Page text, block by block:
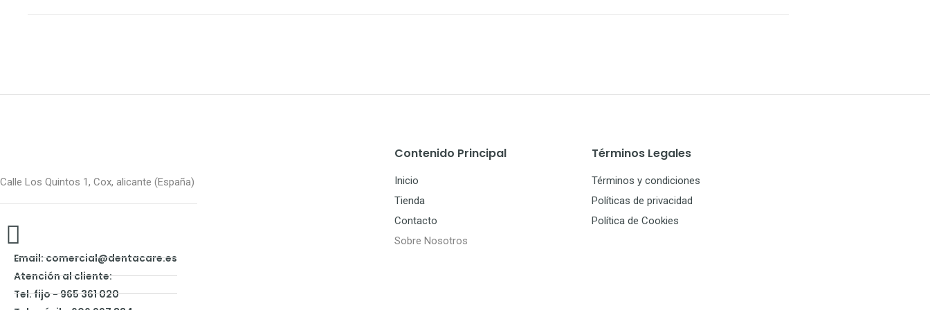
Calle Los Quintos 1, Cox, alicante (España)
Email: comercial@dentacare.es
Atención al cliente:
Tel. fijo - 965 361 020
Contenido Principal
Inicio
Tienda
Contacto
Sobre Nosotros
Términos Legales
Términos y condiciones
Políticas de privacidad
Política de Cookies